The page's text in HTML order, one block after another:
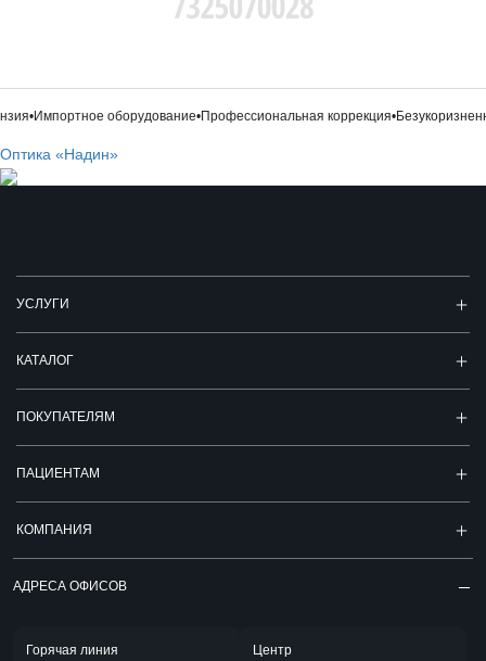
•Импортное оборудование•Профессиональная коррекция•
Оптика «Надин»
УСЛУГИ
КАТАЛОГ
ПОКУПАТЕЛЯМ
ПАЦИЕНТАМ
КОМПАНИЯ
АДРЕСА ОФИСОВ
Горячая линия
Центр